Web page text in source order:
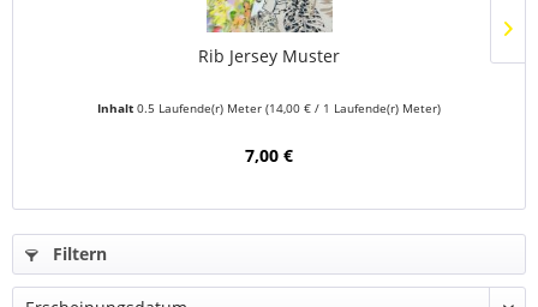
Rib Jersey Muster
Inhalt 0.5 Laufende(r) Meter (14,00 € / 1 Laufende(r) Meter)
7,00 €
Filtern